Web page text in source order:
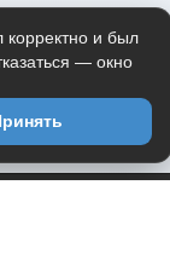
корректно и был
— окно